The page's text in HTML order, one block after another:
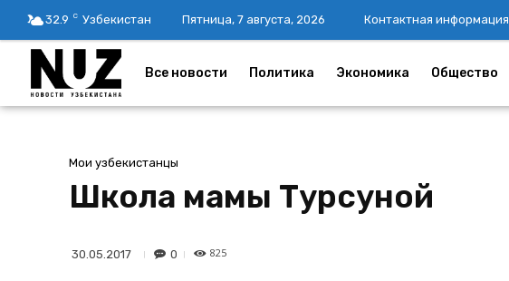
32.9 C Узбекистан Пятница, 7 августа, 2026 Контактная информация
Все новости Политика Экономика Общество
Мои узбекистанцы
Школа мамы Турсуной
30.05.2017 0 825